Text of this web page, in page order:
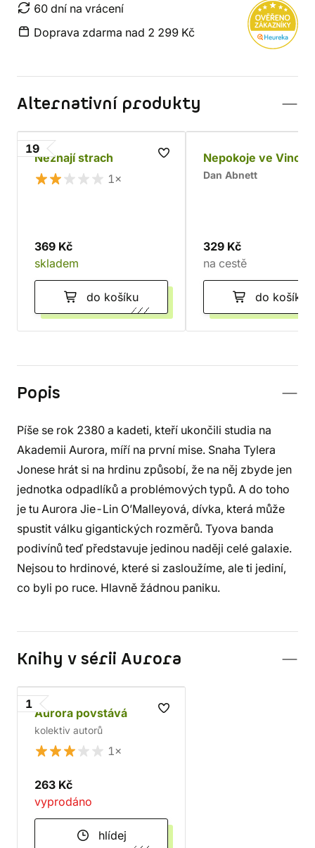
60 dní na vrácení
Doprava zdarma nad 2 299 Kč
Alternativní produkty
19
Neznají strach
1×
369 Kč
skladem
do košíku
Nepokoje ve
Dan Abnett
329 Kč
na cestě
do košíku
Popis
Píše se rok 2380 a kadeti, kteří ukončili studia na
Akademii Aurora, míří na první mise. Snaha Tylera
Jonese hrát si na hrdinu způsobí, že na něj zbyde jen
jednotka odpadlíků a problémových typů. A do toho
je tu Aurora Jie-Lin O’Malleyová, dívka, která může
spustit válku gigantických rozměrů. Tyova banda
podivínů teď představuje jedinou naději celé galaxie.
Nejsou to hrdinové, které si zasloužíme, ale ti jediní,
co byli po ruce. Hlavně žádnou paniku.
Knihy v sérii Aurora
1
Aurora povstává
kolektiv autorů
1×
263 Kč
vyprodáno
hlídej